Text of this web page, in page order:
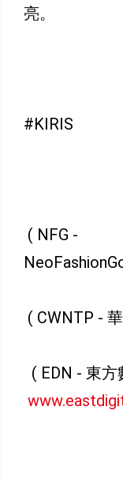
亮。
#KIRIS
( NFG -
( CWNTP -
( EDN - 東